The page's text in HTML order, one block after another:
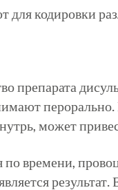
для кодировки
препарата
перорально.
может
по времени,